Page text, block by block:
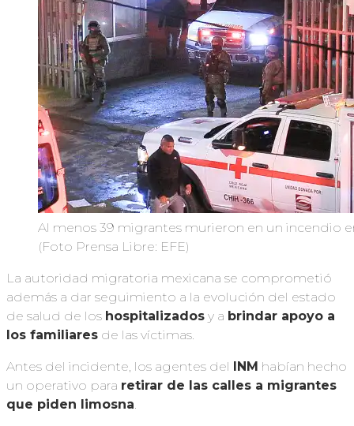
Al menos 39 migrantes murieron en un incendio
(Foto Prensa Libre: EFE)
La autoridad migratoria mexicana se comprometió
además a dar seguimiento a la evolución del estado
de salud de los hospitalizados y a brindar apoyo a
los familiares de las víctimas.
Antes del incidente, los agentes del INM habían hecho
un operativo para retirar de las calles a migrantes
que piden limosna.